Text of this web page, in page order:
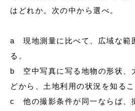
はどれか。次の中から選べ。
a 現地測量に比べて、広域な範
る。
b 空中写真に写る地物の形状、
どから、土地利用の状況を知るこ
c 他の撮影条件が同一ならば、